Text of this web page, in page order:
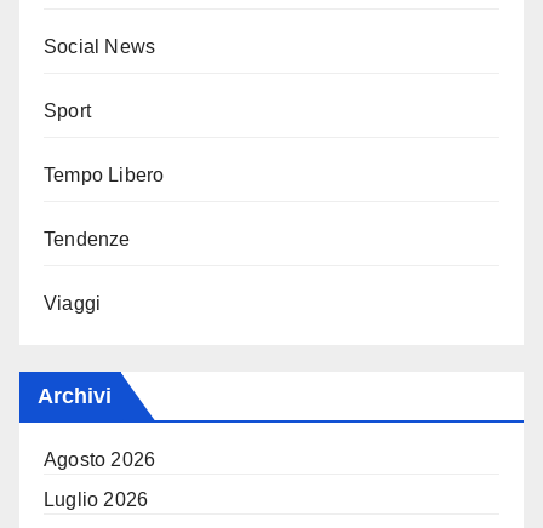
Social News
Sport
Tempo Libero
Tendenze
Viaggi
Archivi
Agosto 2026
Luglio 2026